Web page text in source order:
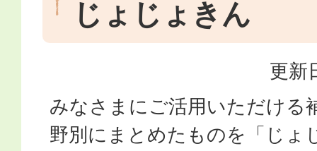
じょじょきん
更新
みなさまにご活用いただける
野別にまとめたものを「じょ